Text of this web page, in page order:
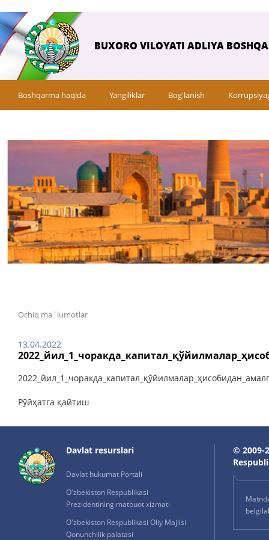
BUXORO VILOYATI ADLIYA
Boshqarma haqida Yangiliklar Bog'lanish
Ochiq ma`lumotlar
13.04.2022
Рўйҳатга қайтиш
Davlat resurslari
Davlat hukumat Portali
O'zbekiston Respublikasi
Prezidentining matbuot xizmati
O'zbekiston Respublikasi Oliy Majlisi
Qonunchilik palatasi
© 2009-